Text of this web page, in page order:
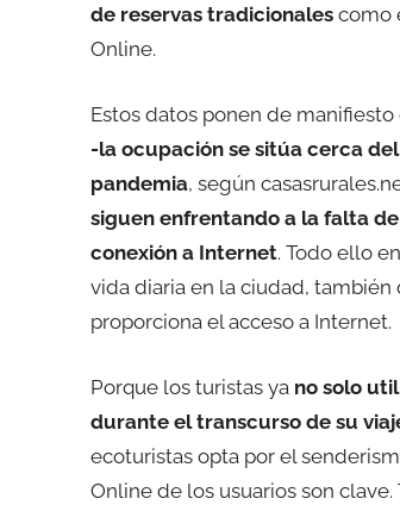
de reservas tradicionales como
Online.
Estos datos ponen de
-la ocupación se sitúa cerca
pandemia, según
siguen enfrentando a la falta
conexión a Internet. Todo ello
vida diaria en la ciudad,
proporciona el acceso a Internet.
Porque los turistas ya no solo
durante el transcurso de su
ecoturistas opta por el
Online de los usuarios son